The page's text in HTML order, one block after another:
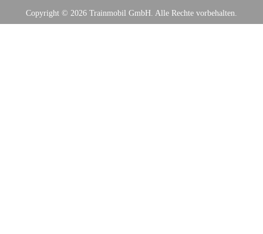
Copyright © 2026 Trainmobil GmbH. Alle Rechte vorbehalten.